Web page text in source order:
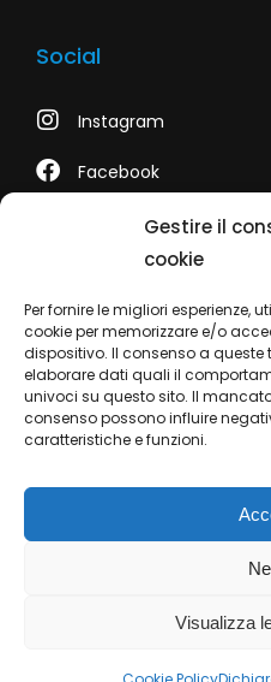
Gestire il
cookie
Per fornire le migliori esperienze,
cookie per memorizzare e/o
dispositivo. Il consenso a
elaborare dati quali il
univoci su questo sito. Il
consenso possono influire
caratteristiche e funzioni.
Visualizza
Social
Instagram
Facebook
Youtube
TikTok
Contatti
Telefono +39 0422
WhatsApp +39 0422